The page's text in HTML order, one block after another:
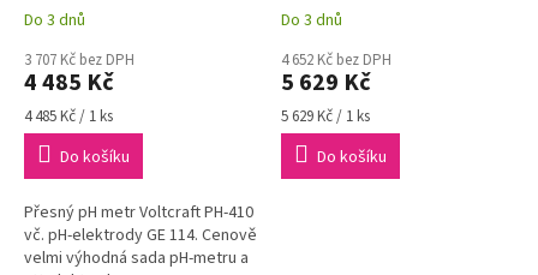
podnikového standardu (s
Do 3 dnů
3 707 Kč bez DPH
4 485 Kč
Měrná
cena:
4 485 Kč / 1 ks
Do košíku
Přesný pH metr Voltcraft PH-410
vč. pH-elektrody GE 114. Cenově
velmi výhodná sada pH-metru a
Do 3 dnů
4 652 Kč bez DPH
5 629 Kč
Měrná
cena:
5 629 Kč / 1 ks
Do košíku